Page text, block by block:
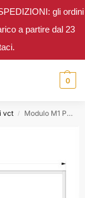
gli ordini
a partire dal 23
0
vct / Modulo M1 Parete Stand 2,85×3 mt.